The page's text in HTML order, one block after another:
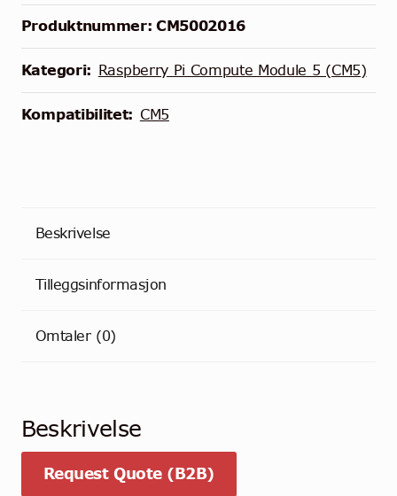
Compute
Module
5
-
2GB
RAM
Produktnummer: CM5002016
Kategori: Raspberry Pi Compute Module 5 (CM5)
Kompatibilitet: CM5
Beskrivelse
Tilleggsinformasjon
Omtaler (0)
Beskrivelse
Request Quote (B2B)